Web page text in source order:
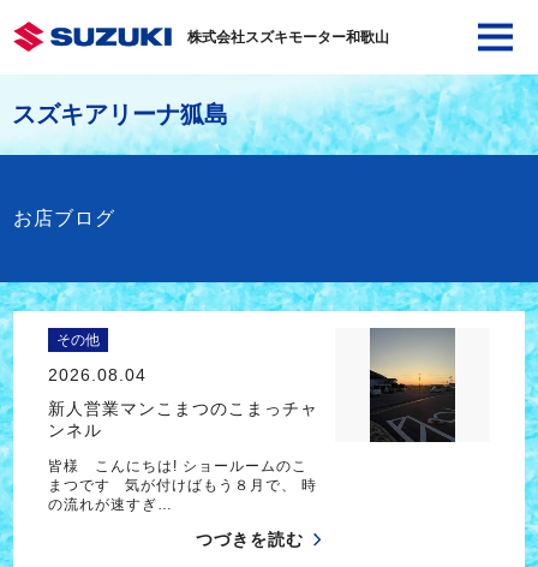
株式会社スズキモーター和歌山
スズキアリーナ狐島
お店ブログ
その他
2026.08.04
新人営業マンこまつのこまっチャ
ンネル
皆様 こんにちは! ショールームのこ
まつです 気が付けばもう８月で、 時
の流れが速すぎ…
つづきを読む